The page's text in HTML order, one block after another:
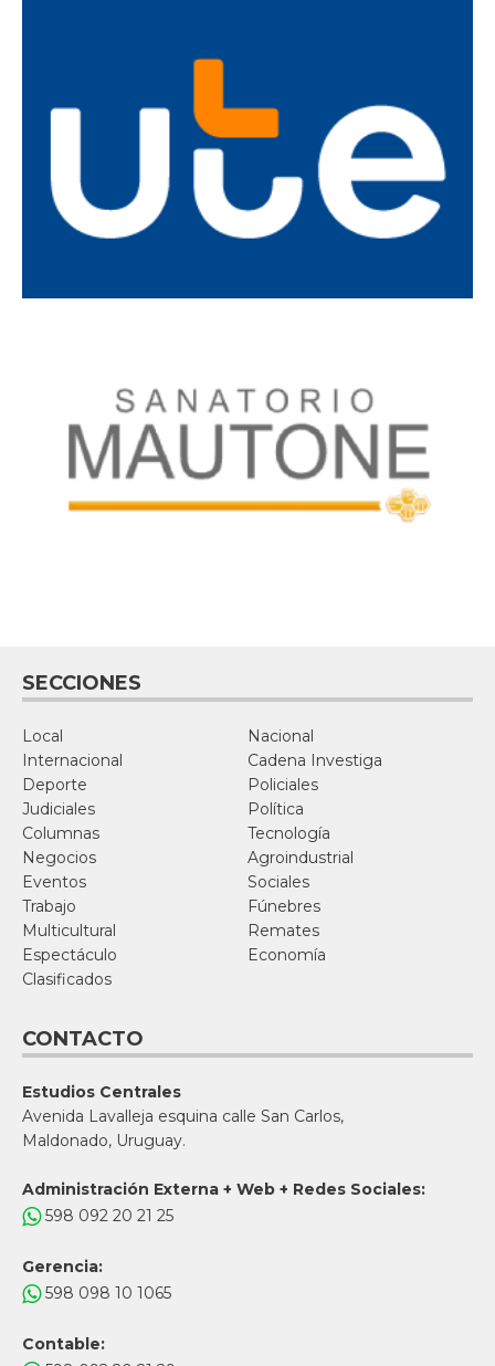
SECCIONES
Local
Nacional
Internacional
Cadena Investiga
Deporte
Policiales
Judiciales
Política
Columnas
Tecnología
Negocios
Agroindustrial
Eventos
Sociales
Trabajo
Fúnebres
Multicultural
Remates
Espectáculo
Economía
Clasificados
CONTACTO
Estudios Centrales
Avenida Lavalleja esquina calle San Carlos,
Maldonado, Uruguay.
Administración Externa + Web + Redes Sociales:
598 092 20 21 25
Gerencia:
598 098 10 1065
Contable: